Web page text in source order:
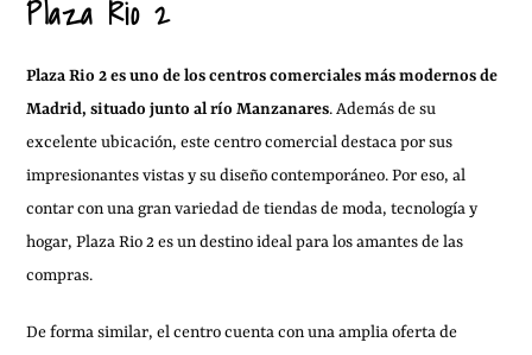
Plaza Rio 2
Plaza Rio 2 es uno de los centros comerciales más modernos de
Madrid, situado junto al río Manzanares. Además de su
excelente ubicación, este centro comercial destaca por sus
impresionantes vistas y su diseño contemporáneo. Por eso, al
contar con una gran variedad de tiendas de moda, tecnología y
hogar, Plaza Rio 2 es un destino ideal para los amantes de las
compras.
De forma similar, el centro cuenta con una amplia oferta de